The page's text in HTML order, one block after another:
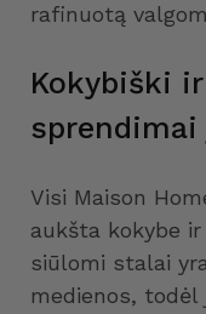
rafinuotą
Kokybiški
Visi Maison
aukšta kokybe
siūlomi stalai
medienos, todėl